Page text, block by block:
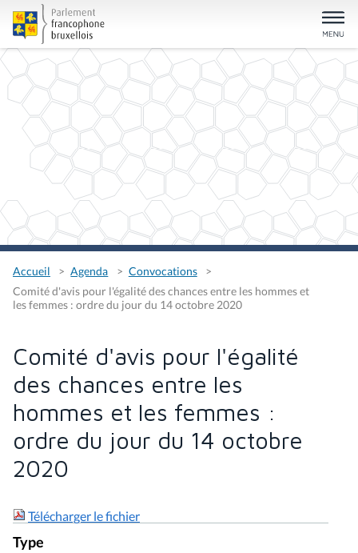
Accueil Agenda
Convocations
Comité d'avis pour l'égalité des chances entre les hommes et
les femmes : ordre du jour du 14 octobre 2020
Comité d'avis pour l'égalité
des chances entre les
hommes et les femmes :
ordre du jour du 14 octobre
2020
Télécharger le fichier
Type